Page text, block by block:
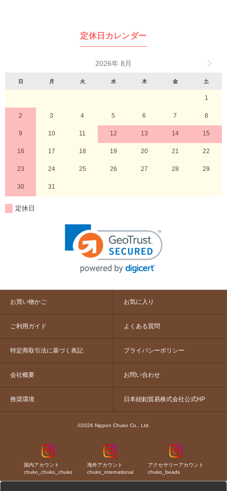
定休日カレンダー
2026年 8月
日 月 火 水 木 金 土
1
2 3 4 5 6 7 8
9 10 11 12 13 14 15
16 17 18 19 20 21 22
23 24 25 26 27 28 29
30 31
定休日
お買い物かご お気に入り
ご利用ガイド よくある質問
特定商取引法に基づく表記 プライバシーポリシー
会社概要 お問い合わせ
推奨環境 日本紐釦貿易株式会社公式HP
©2026 Nippon Chuko Co., Ltd.
国内アカウント
chuko_chuko_chuko
海外アカウント
chuko_international
アクセサリーアカウント
chuko_beads